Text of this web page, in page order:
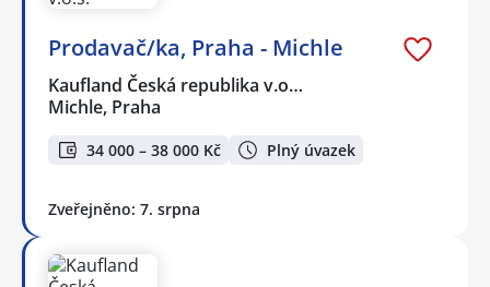
Prodavač/ka, Praha - Michle
Kaufland Česká republika v.o…
Michle, Praha
34 000 – 38 000 Kč Plný úvazek
Zveřejněno: 7. srpna